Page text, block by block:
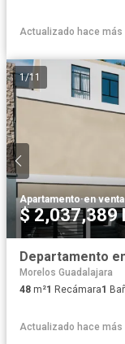
Actualizado hace más
1/11
Apartamento·en venta
$ 2,037,389
Morelos Guadalajara
48 m²1 Recámara1
Actualizado hace más